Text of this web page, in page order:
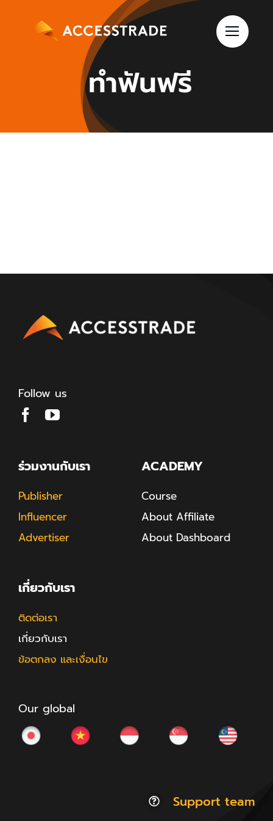
ทำฟันฟรี
Follow us
ร่วมงานกับเรา
Publisher
Influencer
Advertiser
ACADEMY
Course
About Affiliate
About Dashboard
เกี่ยวกับเรา
ติดต่อเรา
เกี่ยวกับเรา
ข้อตกลง และเงื่อนไข
Our global
Support team